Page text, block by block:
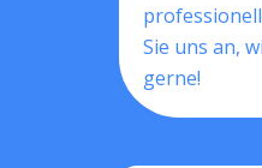
Sie uns an,
gerne!